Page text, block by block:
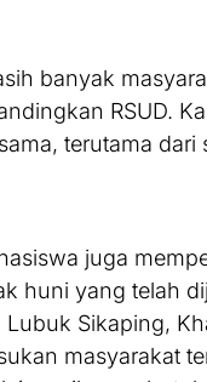
banyak
RSUD.
terutama dari
juga
huni yang telah
Lubuk Sikaping,
masyarakat